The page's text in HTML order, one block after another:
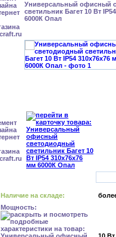
Универсальный офисный
светильник Багет 10 Вт
6000К Опал
Наличие на складе:
Мощность: